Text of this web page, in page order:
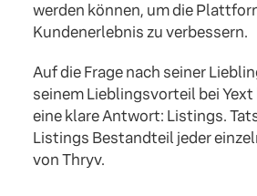
werden können, um die
Kundenerlebnis zu verbessern.
Auf die Frage nach seiner
seinem Lieblingsvorteil bei Yext
eine klare Antwort: Listings.
Listings Bestandteil jeder
von Thryv.